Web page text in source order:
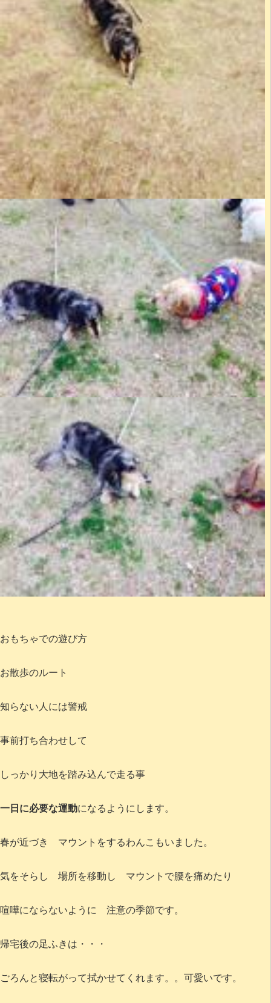
おもちゃでの遊び方
お散歩のルート
知らない人には警戒
事前打ち合わせして
しっかり大地を踏み込んで走る事
一日に必要な運動になるようにします。
春が近づき マウントをするわんこもいました。
気をそらし 場所を移動し マウントで腰を痛めたり
喧嘩にならないように 注意の季節です。
帰宅後の足ふきは・・・
ごろんと寝転がって拭かせてくれます。。可愛いです。